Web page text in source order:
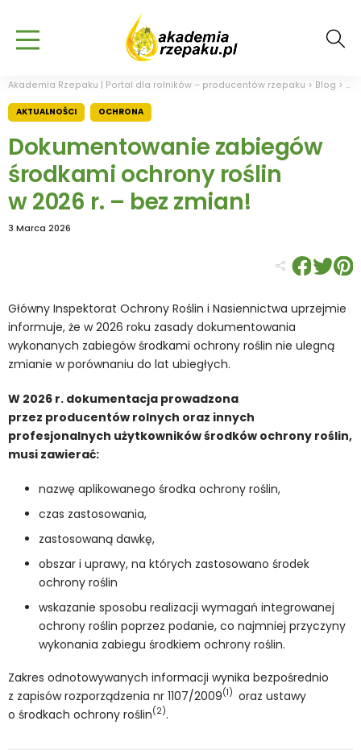
Akademia Rzepaku | Portal dla rolników – producentów rzepaku > Blog >
AKTUALNOŚCI OCHRONA
Dokumentowanie zabiegów
środkami ochrony roślin
w 2026 r. – bez zmian!
3 Marca 2026
Główny Inspektorat Ochrony Roślin i Nasiennictwa uprzejmie
informuje, że w 2026 roku zasady dokumentowania
wykonanych zabiegów środkami ochrony roślin nie ulegną
zmianie w porównaniu do lat ubiegłych.
W 2026 r. dokumentacja prowadzona
przez producentów rolnych oraz innych
profesjonalnych użytkowników środków ochrony roślin,
musi zawierać:
nazwę aplikowanego środka ochrony roślin,
czas zastosowania,
zastosowaną dawkę,
obszar i uprawy, na których zastosowano środek
ochrony roślin
wskazanie sposobu realizacji wymagań integrowanej
ochrony roślin poprzez podanie, co najmniej przyczyny
wykonania zabiegu środkiem ochrony roślin.
Zakres odnotowywanych informacji wynika bezpośrednio
z zapisów rozporządzenia nr 1107/2009(1) oraz ustawy
o środkach ochrony roślin(2).